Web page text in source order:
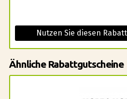
Nutzen Sie diesen
Ähnliche Rabattgutscheine